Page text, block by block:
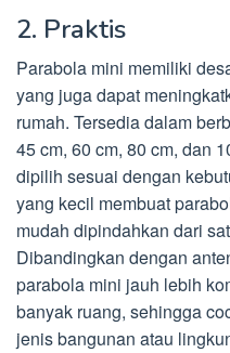
2. Praktis
Parabola mini memiliki
yang juga dapat
rumah. Tersedia dalam
45 cm, 60 cm, 80 cm, dan
dipilih sesuai dengan
yang kecil membuat
mudah dipindahkan dari
Dibandingkan dengan
parabola mini jauh lebih
banyak ruang, sehingga
jenis bangunan atau